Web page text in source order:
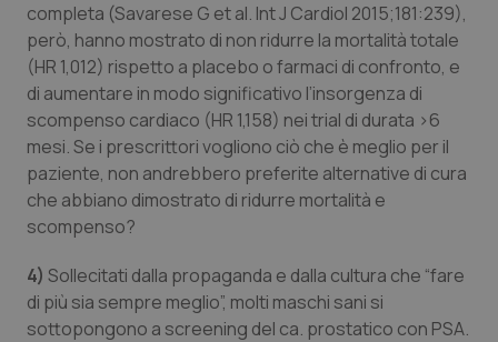
completa (Savarese G et al. Int J Cardiol 2015;181:239),
però, hanno mostrato di non ridurre la mortalità totale
(HR 1,012) rispetto a placebo o farmaci di confronto, e
di aumentare in modo significativo l’insorgenza di
scompenso cardiaco (HR 1,158) nei trial di durata >6
mesi. Se i prescrittori vogliono ciò che è meglio per il
paziente, non andrebbero preferite alternative di cura
che abbiano dimostrato di ridurre mortalità e
scompenso?
4) Sollecitati dalla propaganda e dalla cultura che “fare
di più sia sempre meglio”, molti maschi sani si
sottopongono a screening del ca. prostatico con PSA.